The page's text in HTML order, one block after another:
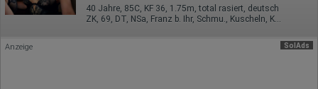
Rechtliche Grundlage der Verarbeitung
Art. 6 Abs. 1 S. 1 lit. a DSGVO
40 Jahre, 85C, KF 36, 1.75m, total rasiert, deutsch
SolAds
Anzeige